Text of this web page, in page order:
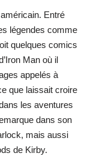
Entré
légendes comme
quelques comics
Man où il
appelés à
que laissait croire
les aventures
dans son
mais aussi
de Kirby.